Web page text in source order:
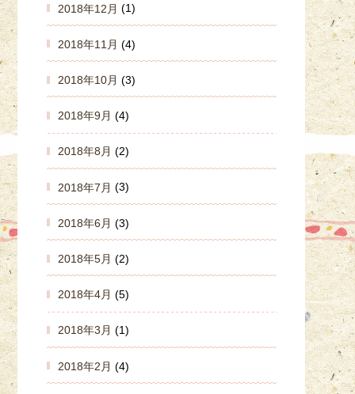
2018年12月 (1)
2018年11月 (4)
2018年10月 (3)
2018年9月 (4)
2018年8月 (2)
2018年7月 (3)
2018年6月 (3)
2018年5月 (2)
2018年4月 (5)
2018年3月 (1)
2018年2月 (4)